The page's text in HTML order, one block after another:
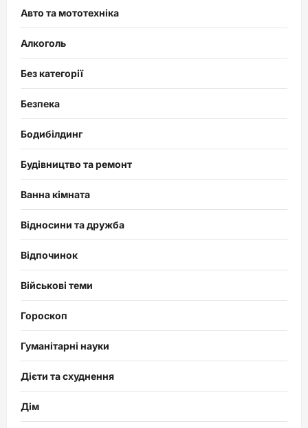
Авто та мототехніка
Алкоголь
Без категорії
Безпека
Бодибілдинг
Будівництво та ремонт
Ванна кімната
Відносини та дружба
Відпочинок
Військові теми
Гороскоп
Гуманітарні науки
Дієти та схуднення
Дім